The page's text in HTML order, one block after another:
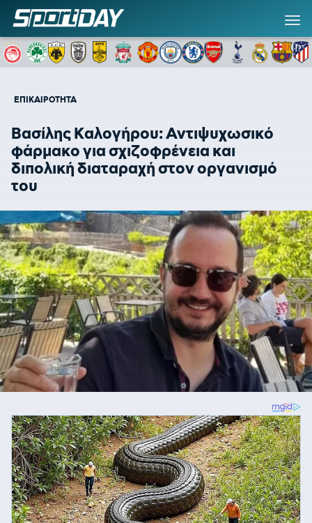
ΕΠΙΚΑΙΡΟΤΗΤΑ
Βασίλης Καλογήρου: Αντιψυχωσικό
φάρμακο για σχιζοφρένεια και
διπολική διαταραχή στον οργανισμό
του